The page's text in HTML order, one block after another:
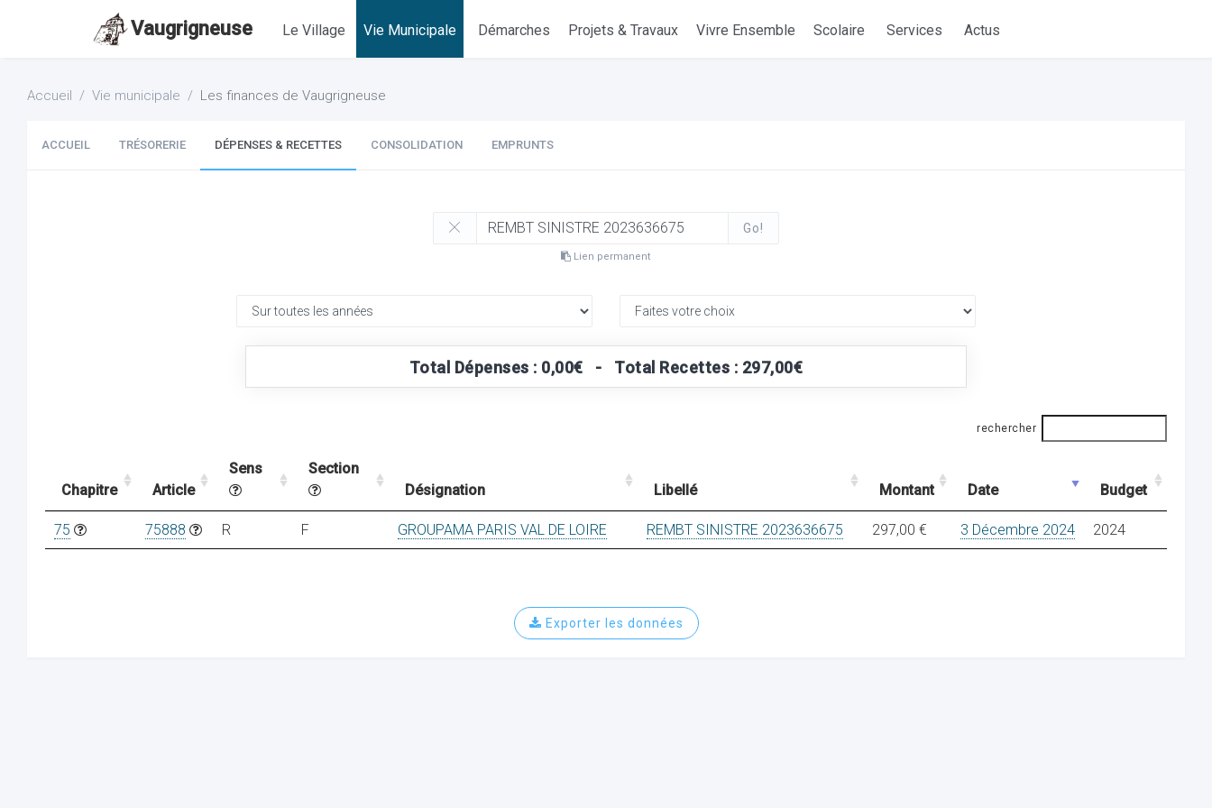
Vaugrigneuse Le Village Vie Municipale Démarches Projets & Travaux Vivre Ensemble Scolaire Services Actus
Accueil Vie municipale Les finances de Vaugrigneuse
ACCUEIL TRÉSORERIE DÉPENSES & RECETTES CONSOLIDATION EMPRUNTS
Go!
Lien permanent
Total Dépenses : 0,00€ - Total Recettes : 297,00€
rechercher
Chapitre Article
Sens
Section
Désignation
Libellé Montant Date Budget
75 75888 R F GROUPAMA PARIS VAL DE LOIRE REMBT SINISTRE 2023636675 297,00 € 3 Décembre 2024 2024
Exporter les données